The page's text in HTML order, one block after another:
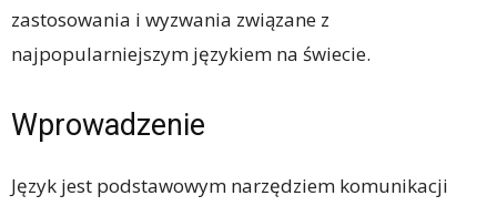
zastosowania i wyzwania związane z
najpopularniejszym językiem na świecie.
Wprowadzenie
Język jest podstawowym narzędziem komunikacji